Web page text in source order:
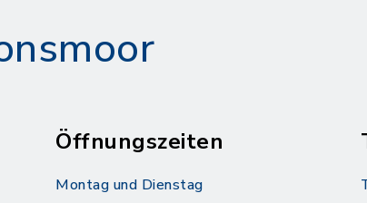
Öffnungszeiten
Montag und Dienstag